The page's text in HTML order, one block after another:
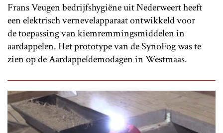
Frans Veugen bedrijfshygiëne uit Nederweert heeft
een elektrisch vernevelapparaat ontwikkeld voor
de toepassing van kiemremmingsmiddelen in
aardappelen. Het prototype van de SynoFog was te
zien op de Aardappeldemodagen in Westmaas.